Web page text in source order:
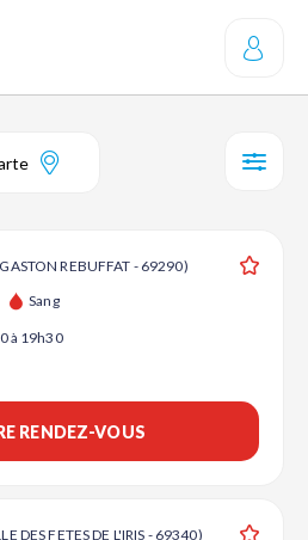
REBUFFAT - 69290)
Sang
à 19h30
RENDEZ-VOUS
DES FETES DE L'IRIS - 69340)